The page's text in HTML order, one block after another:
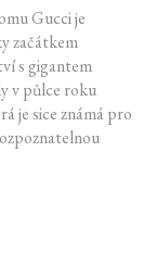
Gucci je
začátkem
s gigantem
v půlce roku
je sice známá pro